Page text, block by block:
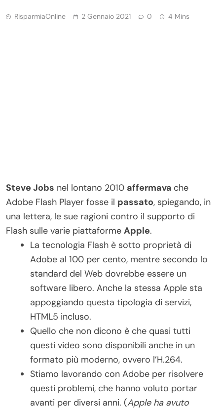
RisparmiaOnline 2 Gennaio 2021 0 4 Mins
Steve Jobs nel lontano 2010 affermava che
Adobe Flash Player fosse il passato, spiegando, in
una lettera, le sue ragioni contro il supporto di
Flash sulle varie piattaforme Apple.
La tecnologia Flash è sotto proprietà di
Adobe al 100 per cento, mentre secondo lo
standard del Web dovrebbe essere un
software libero. Anche la stessa Apple sta
appoggiando questa tipologia di servizi,
HTML5 incluso.
Quello che non dicono è che quasi tutti
questi video sono disponibili anche in un
formato più moderno, ovvero l’H.264.
Stiamo lavorando con Adobe per risolvere
questi problemi, che hanno voluto portar
avanti per diversi anni. (Apple ha avuto